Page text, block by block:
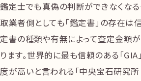
鑑定士でも真偽の判断ができなくなる
取業者側としても「鑑定書」の存在は
定書の種類や有無によって査定金額
ります。世界的に最も信頼のある「GIA
度が高いと言われる「中央宝石研究所